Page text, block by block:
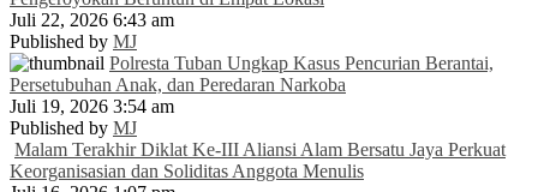
Juli 22, 2026 6:43 am
Published by MJ
Polresta Tuban Ungkap Kasus Pencurian Berantai,
Persetubuhan Anak, dan Peredaran Narkoba
Juli 19, 2026 3:54 am
Published by MJ
Malam Terakhir Diklat Ke-III Aliansi Alam Bersatu Jaya Perkuat
Keorganisasian dan Soliditas Anggota Menulis